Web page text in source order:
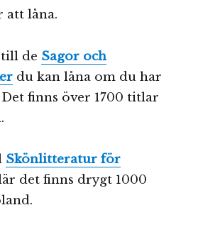
att låna.
de Sagor och
du kan låna om du har
finns över 1700 titlar
Skönlitteratur för
det finns drygt 1000